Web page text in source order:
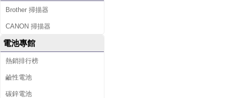
Brother 掃描器
CANON 掃描器
電池專館
熱銷排行榜
鹼性電池
碳鋅電池